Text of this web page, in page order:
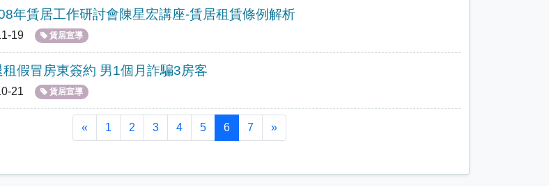
年賃居工作研討會陳星宏講座-賃居租賃條例解析
19 賃居宣導
租假冒房東簽約 男1個月詐騙3房客
21 賃居宣導
« 1 2 3 4 5 6 7 »